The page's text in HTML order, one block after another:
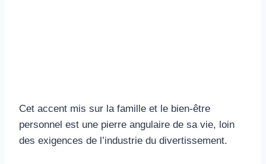
Cet accent mis sur la famille et le bien-être
personnel est une pierre angulaire de sa vie, loin
des exigences de l’industrie du divertissement.